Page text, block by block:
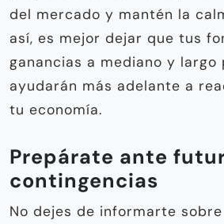
del mercado y mantén la
así, es mejor dejar que tus
ganancias a mediano y largo
ayudarán más adelante a
tu economía.
Prepárate ante
contingencias
No dejes de informarte